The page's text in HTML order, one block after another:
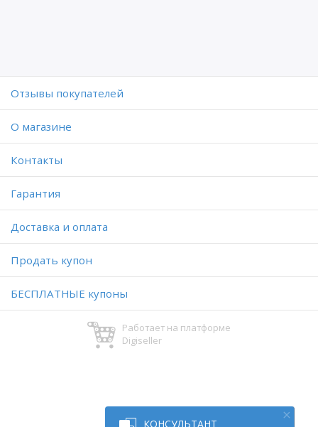
КОНСУЛЬТАНТ
Отзывы покупателей
O магазине
Контакты
Гарантия
Доставка и оплата
Продать купон
БЕСПЛАТНЫЕ купоны
Работает на платформе
Digiseller